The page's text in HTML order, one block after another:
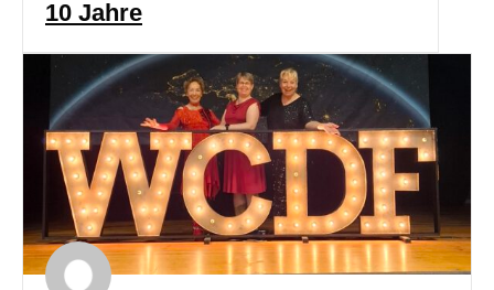
10 Jahre